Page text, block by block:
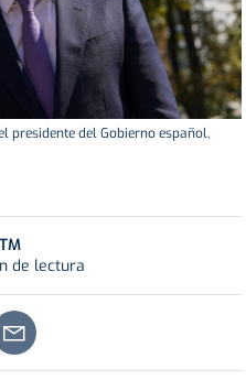
presidente del Gobierno español,
de lectura